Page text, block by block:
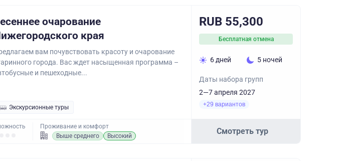
очарование
края
вам почувствовать красоту и очарование
города. Вас ждет насыщенная программа –
и пешеходные...
Экскурсионные туры
Проживание и комфорт
Выше среднего
Высокий
RUB 55,300
Бесплатная отмена
6 дней 5 ночей
Даты набора групп
2—7 апреля 2027
+29 вариантов
Смотреть тур